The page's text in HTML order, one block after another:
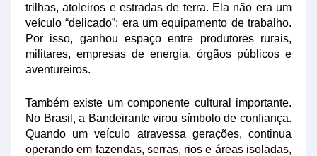
trilhas, atoleiros e estradas de terra. Ela não era um
veículo “delicado”; era um equipamento de trabalho.
Por isso, ganhou espaço entre produtores rurais,
militares, empresas de energia, órgãos públicos e
aventureiros.
Também existe um componente cultural importante.
No Brasil, a Bandeirante virou símbolo de confiança.
Quando um veículo atravessa gerações, continua
operando em fazendas, serras, rios e áreas isoladas,